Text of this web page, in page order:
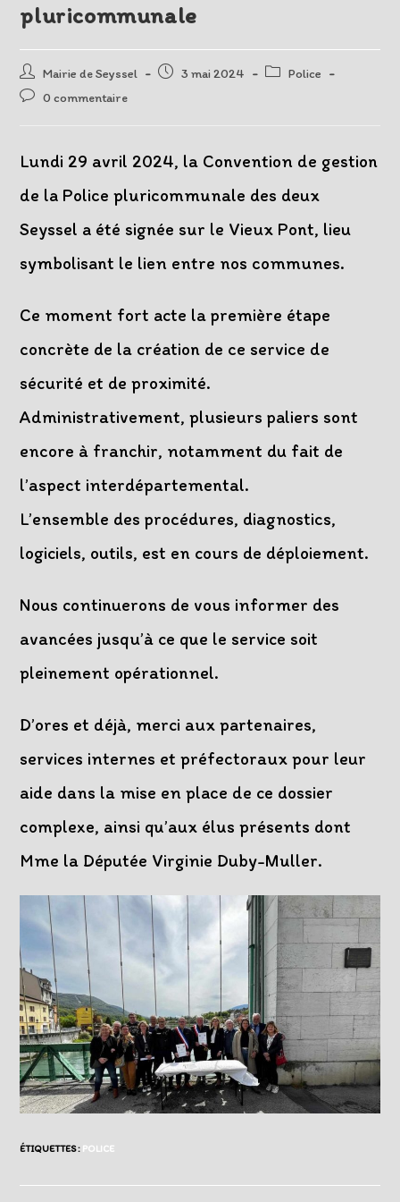
pluricommunale
Auteur/autrice
de
Mairie de Seyssel
Post3 mai 2024
PostPolice
Post0 commentaire
Lundi 29 avril 2024, la Convention de gestion
de la Police pluricommunale des deux
Seyssel a été signée sur le Vieux Pont, lieu
symbolisant le lien entre nos communes.
Ce moment fort acte la première étape
concrète de la création de ce service de
sécurité et de proximité.
Administrativement, plusieurs paliers sont
encore à franchir, notamment du fait de
l’aspect interdépartemental.
L’ensemble des procédures, diagnostics,
logiciels, outils, est en cours de déploiement.
Nous continuerons de vous informer des
avancées jusqu’à ce que le service soit
pleinement opérationnel.
D’ores et déjà, merci aux partenaires,
services internes et préfectoraux pour leur
aide dans la mise en place de ce dossier
complexe, ainsi qu’aux élus présents dont
Mme la Députée Virginie Duby-Muller.
ÉTIQUETTES : POLICE